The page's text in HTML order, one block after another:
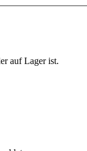
auf Lager ist.